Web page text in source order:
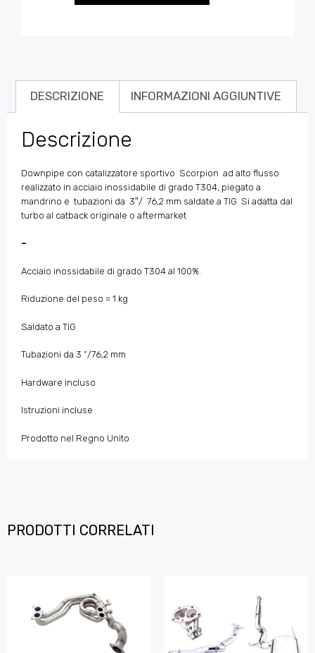
DESCRIZIONE INFORMAZIONI AGGIUNTIVE
Descrizione
Downpipe con catalizzatore sportivo Scorpion ad alto flusso
realizzato in acciaio inossidabile di grado T304, piegato a
mandrino e tubazioni da 3″/ 76,2 mm saldate a TIG. Si adatta dal
turbo al catback originale o aftermarket
–
Acciaio inossidabile di grado T304 al 100%.
Riduzione del peso = 1 kg
Saldato a TIG
Tubazioni da 3 “/76,2 mm
Hardware incluso
Istruzioni incluse
Prodotto nel Regno Unito
PRODOTTI CORRELATI